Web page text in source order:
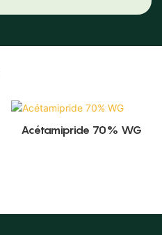
Acétamipride 70% WG